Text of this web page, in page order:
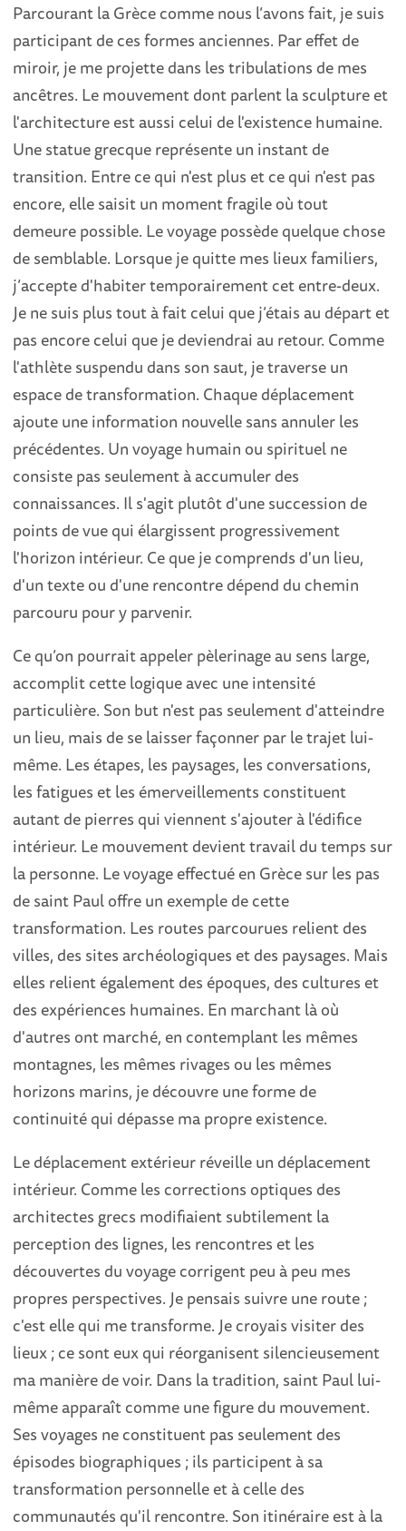
Parcourant la Grèce comme nous l’avons fait, je suis
participant de ces formes anciennes. Par effet de
miroir, je me projette dans les tribulations de mes
ancêtres. Le mouvement dont parlent la sculpture et
l'architecture est aussi celui de l'existence humaine.
Une statue grecque représente un instant de
transition. Entre ce qui n'est plus et ce qui n'est pas
encore, elle saisit un moment fragile où tout
demeure possible. Le voyage possède quelque chose
de semblable. Lorsque je quitte mes lieux familiers,
j’accepte d'habiter temporairement cet entre-deux.
Je ne suis plus tout à fait celui que j’étais au départ et
pas encore celui que je deviendrai au retour. Comme
l'athlète suspendu dans son saut, je traverse un
espace de transformation. Chaque déplacement
ajoute une information nouvelle sans annuler les
précédentes. Un voyage humain ou spirituel ne
consiste pas seulement à accumuler des
connaissances. Il s'agit plutôt d'une succession de
points de vue qui élargissent progressivement
l'horizon intérieur. Ce que je comprends d'un lieu,
d'un texte ou d'une rencontre dépend du chemin
parcouru pour y parvenir.
Ce qu’on pourrait appeler pèlerinage au sens large,
accomplit cette logique avec une intensité
particulière. Son but n'est pas seulement d'atteindre
un lieu, mais de se laisser façonner par le trajet lui-
même. Les étapes, les paysages, les conversations,
les fatigues et les émerveillements constituent
autant de pierres qui viennent s'ajouter à l'édifice
intérieur. Le mouvement devient travail du temps sur
la personne. Le voyage effectué en Grèce sur les pas
de saint Paul offre un exemple de cette
transformation. Les routes parcourues relient des
villes, des sites archéologiques et des paysages. Mais
elles relient également des époques, des cultures et
des expériences humaines. En marchant là où
d'autres ont marché, en contemplant les mêmes
montagnes, les mêmes rivages ou les mêmes
horizons marins, je découvre une forme de
continuité qui dépasse ma propre existence.
Le déplacement extérieur réveille un déplacement
intérieur. Comme les corrections optiques des
architectes grecs modifiaient subtilement la
perception des lignes, les rencontres et les
découvertes du voyage corrigent peu à peu mes
propres perspectives. Je pensais suivre une route ;
c'est elle qui me transforme. Je croyais visiter des
lieux ; ce sont eux qui réorganisent silencieusement
ma manière de voir. Dans la tradition, saint Paul lui-
même apparaît comme une figure du mouvement.
Ses voyages ne constituent pas seulement des
épisodes biographiques ; ils participent à sa
transformation personnelle et à celle des
communautés qu'il rencontre. Son itinéraire est à la